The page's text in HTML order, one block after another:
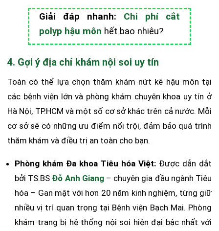
Giải đáp nhanh:
Chi phí cắt
polyp hậu môn hết bao nhiêu?
4. Gợi ý địa chỉ khám nội soi uy tín
Toàn có thể lựa chọn thăm khám nứt kẽ hậu môn tại
các bệnh viện lớn và phòng khám chuyên khoa uy tín ở
Hà Nội, TP.HCM và một số cơ sở khác trên cả nước. Mỗi
cơ sở sẽ có những ưu điểm nổi trội, đảm bảo quá trình
thăm khám và điều trị an toàn cho bạn.
Phòng khám Đa khoa Tiêu hóa Việt: Được dẫn dắt
bởi TS.BS Đỗ Anh Giang– chuyên gia đầu ngành Tiêu
hóa – Gan mật với hơn 20 năm kinh nghiệm, từng giữ
nhiều vị trí quan trọng tại Bệnh viện Bạch Mai. Phòng
khám trang bị hệ thống nội soi hiện đại bậc nhất với